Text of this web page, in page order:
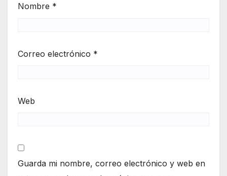
Nombre *
Correo electrónico *
Web
Guarda mi nombre, correo electrónico y web en